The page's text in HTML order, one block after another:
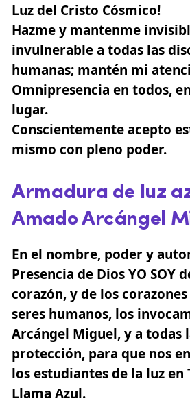
Luz del Cristo Cósmico!
Hazme y mantenme
invulnerable a todas las
humanas; mantén mi
Omnipresencia en todos,
lugar.
Conscientemente acepto
mismo con pleno poder.
Armadura de luz
Amado Arcángel
En el nombre, poder y
Presencia de Dios YO SOY
corazón, y de los
seres humanos, los
Arcángel Miguel, y a todas
protección, para que nos
los estudiantes de la luz en
Llama Azul.